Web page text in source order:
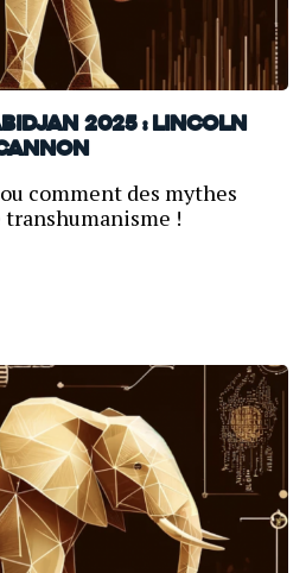
2025 : Lincoln
comment des mythes
!